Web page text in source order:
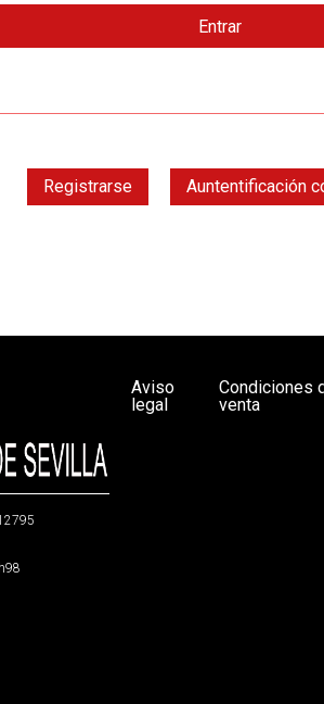
Registrarse Auntentificación
Aviso
legal
Condiciones
venta